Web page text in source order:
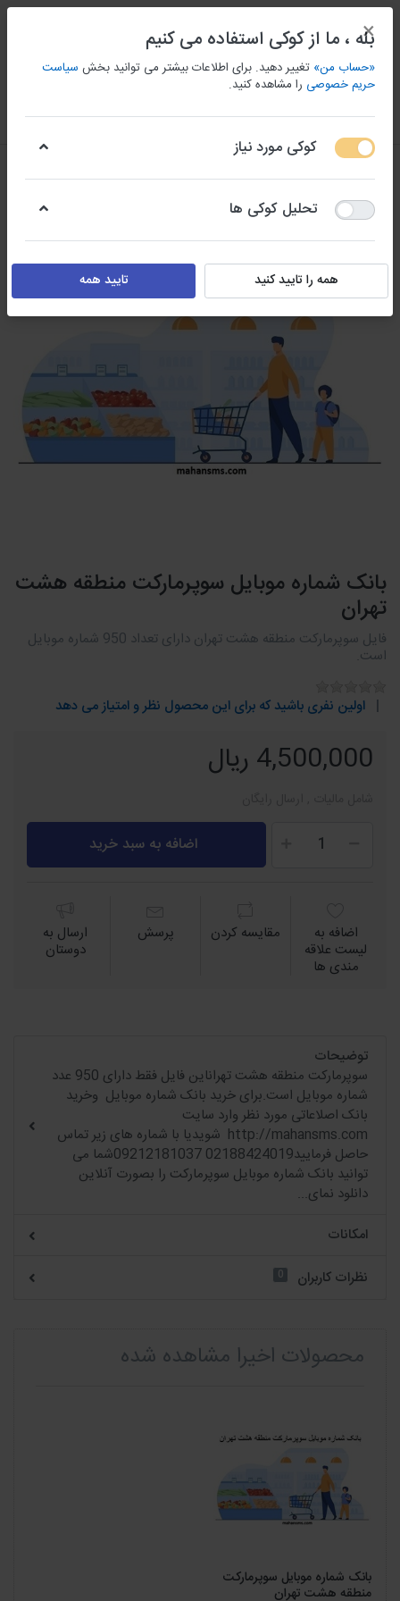
منو ورود/ثبت نام مقايسه كردن علاقه مندی سبد
بانک شماره موبایل سوپرمارکت منطقه هشت
تهران
فایل سوپرمارکت منطقه هشت تهران دارای تعداد 950 شماره موبایل
است.
اولین نفری باشید که برای این محصول نظر و امتیاز می دهد
4,500,000 ریال
اضافه به سبد خرید
اضافه به
لیست علاقه
مندی ها
مقايسه كردن پرسش ارسال به
دوستان
توضیحات
سوپرمارکت منطقه هشت تهراناین فایل فقط دارای 950 عدد
شماره موبایل است.برای خرید بانک شماره موبایل وخرید
بانک اصلاعاتی مورد نظر وارد سایت
http://mahansms.com شویدیا با شماره های زیر تماس
حاصل فرمایید02188424019 09212181037شما می
توانید بانک شماره موبایل سوپرمارکت را بصورت آنلاین
دانلود نمای...
امکانات
نظرات کاربران
0
محصولات اخیرا مشاهده شده
بانک شماره موبایل سوپرمارکت
منطقه هشت تهران
×
بله ، ما از کوکی استفاده می کنیم
«حساب من» تغییر دهید. برای اطلاعات بیشتر می توانید بخش سیاست
حریم خصوصی را مشاهده کنید.
کوکی مورد نیاز
تحلیل کوکی ها
همه را تایید کنید تایید همه